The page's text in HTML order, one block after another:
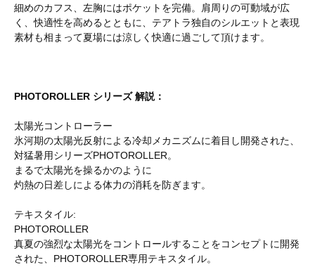
細めのカフス、左胸にはポケットを完備。肩周りの可動域が広
く、快適性を高めるとともに、テアトラ独自のシルエットと表現
素材も相まって夏場には涼しく快適に過ごして頂けます。
PHOTOROLLER シリーズ 解説：
太陽光コントローラー
氷河期の太陽光反射による冷却メカニズムに着目し開発された、
対猛暑用シリーズPHOTOROLLER。
まるで太陽光を操るかのように
灼熱の日差しによる体力の消耗を防ぎます。
テキスタイル:
PHOTOROLLER
真夏の強烈な太陽光をコントロールすることをコンセプトに開発
された、PHOTOROLLER専用テキスタイル。